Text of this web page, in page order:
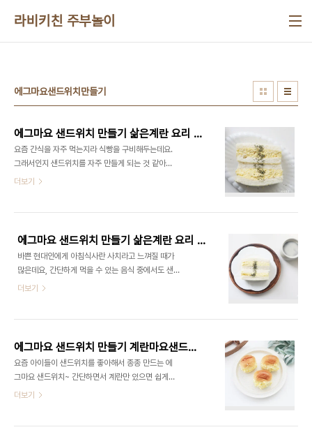
라비키친 주부놀이
에그마요샌드위치만들기
에그마요 샌드위치 만들기 삶은계란 요리 계란마요샌드위치 계란샌드위치 재료
요즘 간식을 자주 먹는지라 식빵을 구비해두는데요.
그래서인지 샌드위치를 자주 만들게 되는 것 같아요.
한 끼 식사로도 좋고~ 무엇보다 맛도 좋고 야채를 잘
들곤 한답니다. 차차 다양한 샌드위치 만드는 법을 알
려드릴까 해요. 오늘은 달걀을 삶았기에 맛있는 삶은
계란 샌드위치를 만들어보았는데요. 들어가는 재료
가 별로 없어도 판매점에서 파는 듯한 맛있게 만드는
방법 알려드릴게요! ​삶은계란 샌드위치 만들기 초보
재료 식빵 4장 삶은계란 5개 마요네즈 3큰술 설탕 1
더보기
에그마요 샌드위치 만들기 삶은계란 요리 계란마요샌드위치 계란샐러드 재료
바쁜 현대인에게 아침식사란 사치라고 느껴질 때가
많은데요, 간단하게 먹을 수 있는 음식 중에서도 샌드
위치는 한끼 식사로도 손색없는 메뉴입니다. 그래서
서 맛있게 먹었답니다 :) ■샌드위치 재료■ 식빵 2
장 삶은계란 3개 마요네즈 3큰술 설탕 1큰술​ ​후추
약간 우선 삶은 계란이 들어가니까 계란을 삶아줘야
겠죠? 계란은 물을 넣은 후 10분이상 완숙으로 삶아
서 준비했습니다 삶은 계란은 껍질을 벗겨주세요 삶
걸로 으깨니까 편리하고 좋았어요 계란은 말랑말랑
더보기
에그마요 샌드위치 만들기 계란마요샌드위치 계란샌드위치 계란샐러드빵 모닝빵 요리
요즘 아이들이 샌드위치를 좋아해서 종종 만드는 에
그마요 샌드위치~ 간단하면서 계란만 있으면 쉽게
만들 수 있는데요 물론 맛도 좋기도 하고 샌드위치 내
더보기